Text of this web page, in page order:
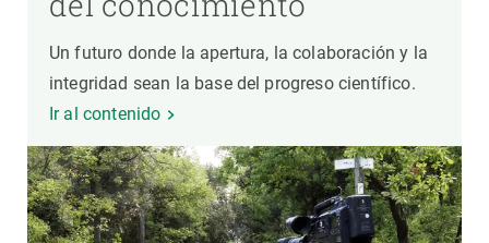
Un futuro donde la apertura, la colaboración y la
integridad sean la base del progreso científico.
Ir al contenido